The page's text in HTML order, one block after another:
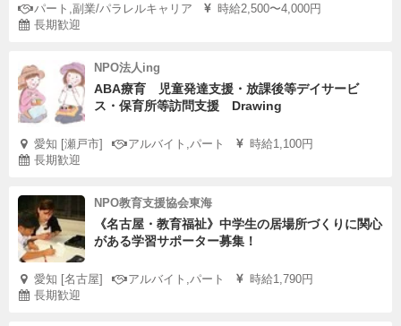
パート,副業/パラレルキャリア
時給2,500〜4,000円
長期歓迎
NPO法人ing
ABA療育 児童発達支援・放課後等デイサービ
ス・保育所等訪問支援 Drawing
愛知 [瀬戸市] アルバイト,パート
時給1,100円
長期歓迎
NPO教育支援協会東海
《名古屋・教育福祉》中学生の居場所づくりに関心
がある学習サポーター募集！
愛知 [名古屋] アルバイト,パート
時給1,790円
長期歓迎